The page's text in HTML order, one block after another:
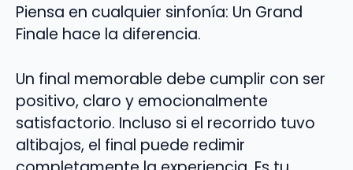
Piensa en cualquier sinfonía: Un Grand
Finale hace la diferencia.
Un final memorable debe cumplir con ser
positivo, claro y emocionalmente
satisfactorio. Incluso si el recorrido tuvo
altibajos, el final puede redimir